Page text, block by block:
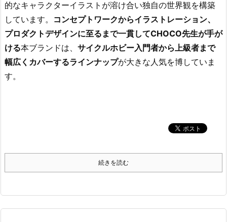
的なキャラクターイラストが溶け合い独自の世界観を構築
しています。 コンセプトワークからイラストレーション、
プロダクトデザインに至るまで一貫してCHOCO先生が手が
ける本ブランドは、 サイクルホビー入門者から上級者まで
幅広くカバーするラインナップが大きな人気を博していま
す。
続きを読む